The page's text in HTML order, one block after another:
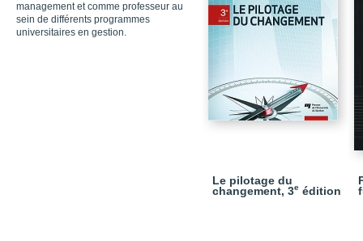
management et comme professeur au
sein de différents programmes
universitaires en gestion.
Le pilotage du
changement, 3e édition